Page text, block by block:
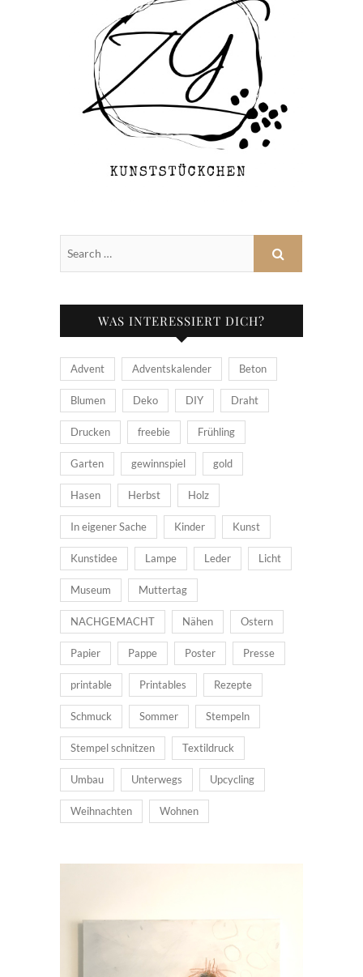
WAS INTERESSIERT DICH?
Advent Adventskalender Beton
Blumen Deko DIY Draht
Drucken freebie Frühling
Garten gewinnspiel gold
Hasen Herbst Holz
In eigener Sache Kinder Kunst
Kunstidee Lampe Leder Licht
Museum Muttertag
NACHGEMACHT Nähen Ostern
Papier Pappe Poster Presse
printable Printables Rezepte
Schmuck Sommer Stempeln
Stempel schnitzen Textildruck
Umbau Unterwegs Upcycling
Weihnachten Wohnen